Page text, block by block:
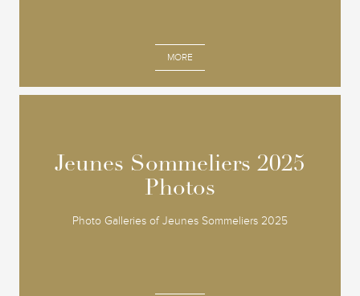
MORE
Jeunes Sommeliers 2025
Photos
Photo Galleries of Jeunes Sommeliers 2025
Jeunes Sommeliers 2025
Photos